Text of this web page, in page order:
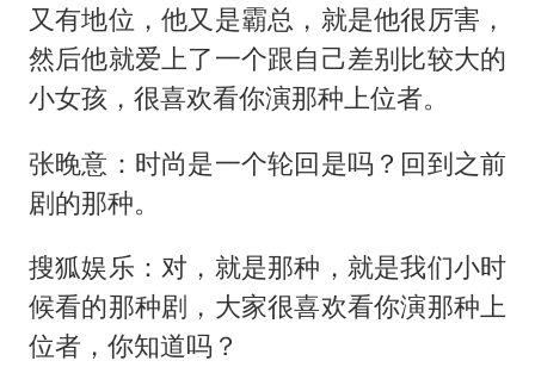
又有地位，他又是霸总，就是他很厉害，
然后他就爱上了一个跟自己差别比较大的
小女孩，很喜欢看你演那种上位者。
张晚意：时尚是一个轮回是吗？回到之前
剧的那种。
搜狐娱乐：对，就是那种，就是我们小时
候看的那种剧，大家很喜欢看你演那种上
位者，你知道吗？